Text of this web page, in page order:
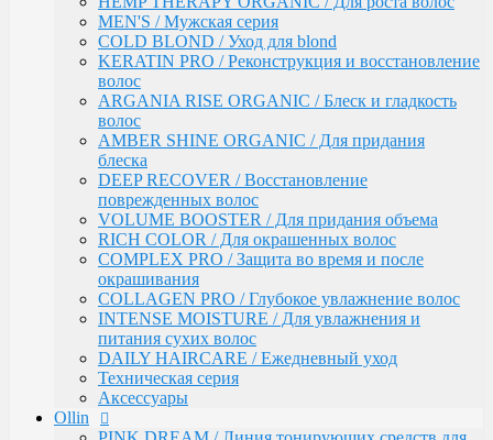
Ollin
PINK DREAM / Линия тонирующих средств для
светлых волос
L&P SYSTEM / Липидная система глубокого
восстановления волос
НАБОРЫ
Anti-Yellow / Для нейтрализации жёлтых оттенков
Salon Beauty / Уход для увлажнения, питания и
яркости волос
Ultimate Care / Уход для окрашенных,
поврежденных и сухих волос
Basic Line / Салонная линия по уходу за волосами
Bionika / Комплексный уход для волос и кожи
головы
BIONIKA - От корней до кончиков
BIONIKA - Питание и блеск
BIONIKA - Плотность волос
BIONIKA - Против выпадения волос
BIONIKA - Реконструктор
BIONIKA - Экстра увлажнение
BIONIKA - Яркость цвета
Care / Уход за волосами
MEN'S / Мужская серия
COLD BLOND / Уход для blond
KERATIN PRO / Реконструкция и восстановление
волос
ARGANIA RISE ORGANIC / Блеск и гладкость
волос
AMBER SHINE ORGANIC / Для придания
блеска
DEEP RECOVER / Восстановление
поврежденных волос
VOLUME BOOSTER / Для придания объема
RICH COLOR / Для окрашенных волос
COMPLEX PRO / Защита во время и после
окрашивания
COLLAGEN PRO / Глубокое увлажнение волос
INTENSE MOISTURE / Для увлажнения и
питания сухих волос
DAILY HAIRCARE / Ежедневный уход
Техническая серия
Аксессуары
Ollin